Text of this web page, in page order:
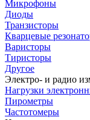
Микрофоны
Диоды
Транзисторы
Кварцевые
Варисторы
Тиристоры
Другое
Электро- и радио
Нагрузки
Пирометры
Частотомеры